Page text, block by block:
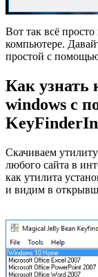
Вот так всё
компьютере.
простой с
Как узнать
windows с
Скачиваем утилиту
любого сайта в
как утилита
и видим в